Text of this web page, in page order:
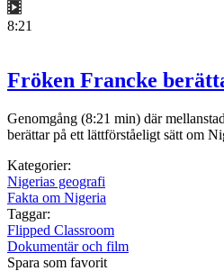
8:21
Fröken Francke
Genomgång (8:21 min) där
berättar på ett lättförståeligt sätt om
Kategorier:
Nigerias geografi
Fakta om Nigeria
Taggar:
Flipped Classroom
Dokumentär och film
Spara som favorit